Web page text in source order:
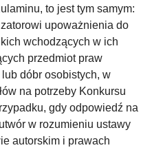
to jest tym samym:
upoważnienia do
wchodzących w ich
przedmiot praw
dóbr osobistych, w
na potrzeby Konkursu
gdy odpowiedź na
w rozumieniu ustawy
autorskim i prawach